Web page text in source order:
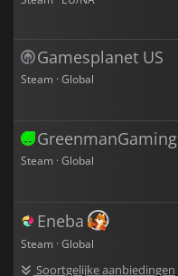
Gamesplanet US
Steam · Global
GreenmanGaming
Steam · Global
Eneba
Steam · Global
Soortgelijke aanbiedingen